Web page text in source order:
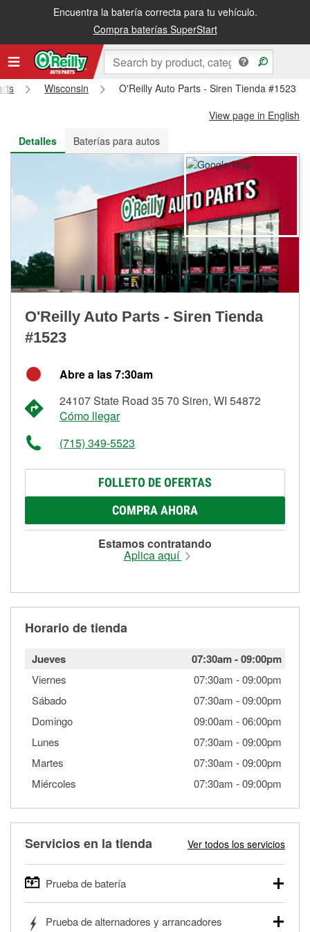
Encuentra la batería correcta para tu vehículo.
Compra baterías SuperStart
Recibe tu orden gratis al día siguiente o recógela en la tienda
Wisconsin
O'Reilly Auto Parts - Siren Tienda #1523
View page in English
Detalles
Baterías para autos
O'Reilly Auto Parts - Siren Tienda
#1523
Abre a las 7:30am
24107 State Road 35 70 Siren, WI 54872
Cómo llegar
(715) 349-5523
FOLLETO DE OFERTAS
COMPRA AHORA
Estamos contratando
Aplica aquí
Horario de tienda
Jueves 07:30am-09:00pm
Viernes 07:30am -09:00pm
Sábado
07:30am -09:00pm
Domingo
09:00am -06:00pm
Lunes
07:30am -09:00pm
Martes
07:30am -09:00pm
Miércoles
07:30am -09:00pm
Servicios en la tienda Ver todos los servicios
Prueba de batería
autos, camionetas, SUVs, vehículos comerciales y
Prueba de alternadores y arrancadores